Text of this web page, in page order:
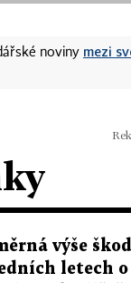
noviny mezi
výše
letech